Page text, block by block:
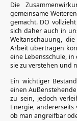
Die
gemeinsame
gemacht. DO
sich daher auch in
Weltanschauung,
Arbeit übertragen
eine Lebensschule,
sie zu verstehen und
Ein wichtiger
einen
zu sein, jedoch
Energie,
ob man angreifbar